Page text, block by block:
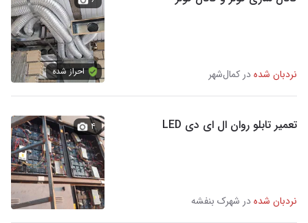
نردبان شدهدر کمال‌شهر احراز شده
تعمیر تابلو روان ال ای دی LED
نردبان شدهدر شهرک بنفشه
۴